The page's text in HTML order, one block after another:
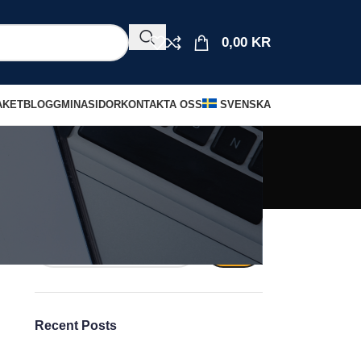
0,00 KR
BLOGGMINASIDORKONTAKTA OSS SVENSKA
SÖK
Recent Posts